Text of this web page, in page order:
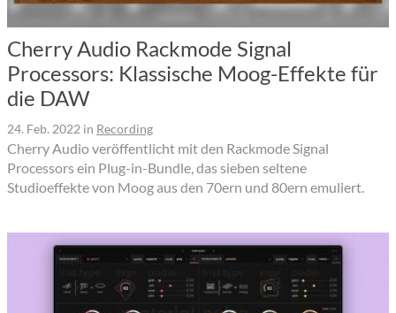
Cherry Audio Rackmode Signal
Processors: Klassische Moog-Effekte für
die DAW
24. Feb. 2022 in Recording
Cherry Audio veröffentlicht mit den Rackmode Signal
Processors ein Plug-in-Bundle, das sieben seltene
Studioeffekte von Moog aus den 70ern und 80ern emuliert.